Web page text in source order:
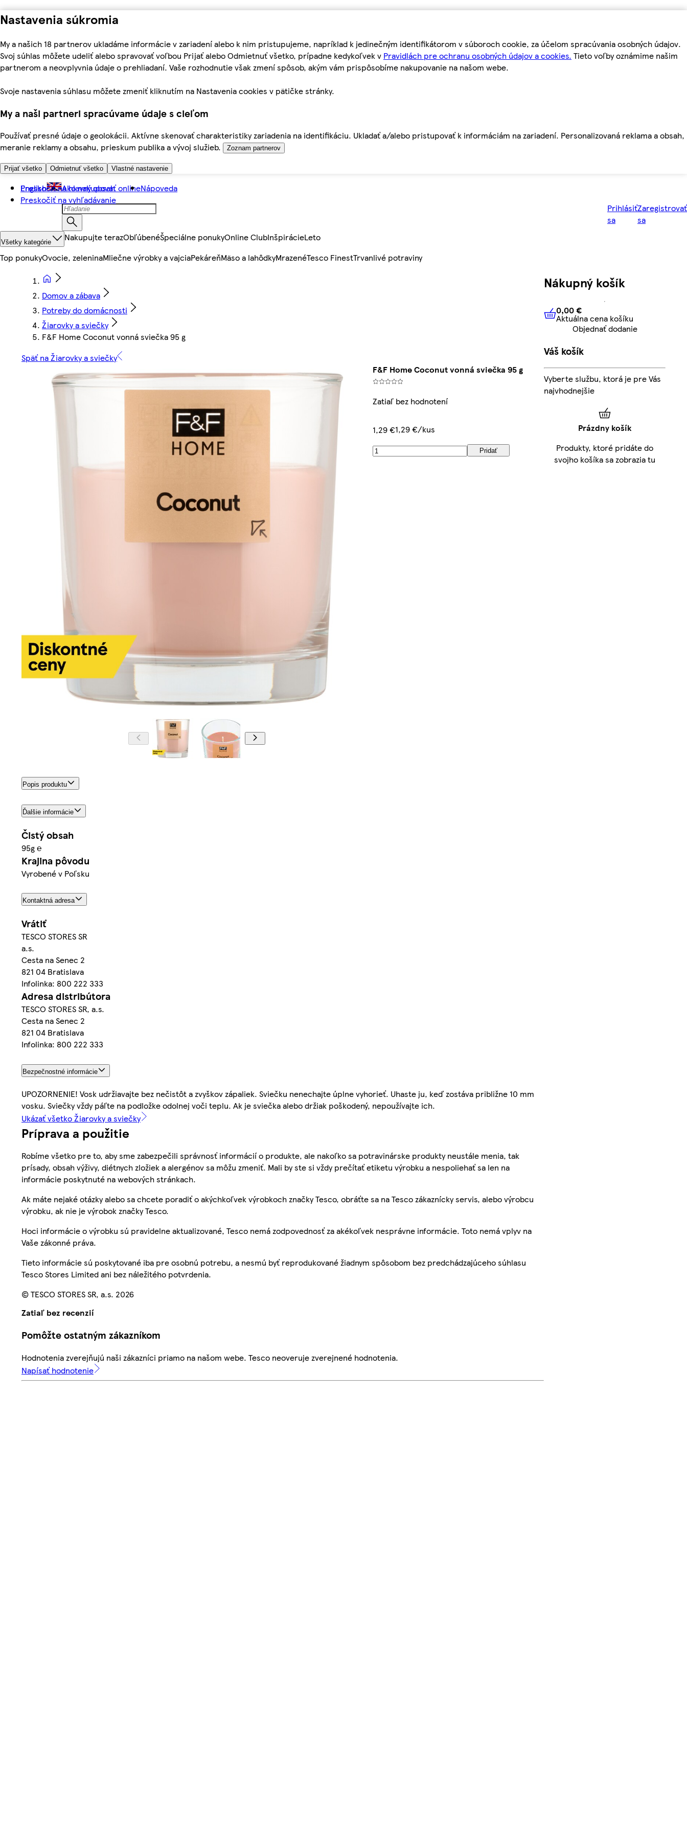
Nastavenia súkromia
My a našich 18 partnerov ukladáme informácie v zariadení alebo k nim pristupujeme, napríklad k jedinečným identifikátorom v súboroch cookie, za účelom spracúvania osobných údajov.
Svoj súhlas môžete udeliť alebo spravovať voľbou Prijať alebo Odmietnuť všetko, prípadne kedykoľvek v Pravidlách pre ochranu osobných údajov a cookies. Tieto voľby oznámime našim
partnerom a neovplyvnia údaje o prehliadaní. Vaše rozhodnutie však zmení spôsob, akým vám prispôsobíme nakupovanie na našom webe.
Svoje nastavenia súhlasu môžete zmeniť kliknutím na Nastavenia cookies v pätičke stránky.
My a naši partneri spracúvame údaje s cieľom
Používať presné údaje o geolokácii. Aktívne skenovať charakteristiky zariadenia na identifikáciu. Ukladať a/alebo pristupovať k informáciám na zariadení. Personalizovaná reklama a obsah,
meranie reklamy a obsahu, prieskum publika a vývoj služieb.
Zoznam partnerov
Prijať všetko Odmietnuť všetko Vlastné nastavenie
Preskočiť na hlavný obsah
Preskočiť na vyhľadávanie
English Ako nakupovať onlineNápoveda
Prihlásiť
sa
Zaregistrovať
sa
Všetky kategórie Nakupujte terazObľúbenéŠpeciálne ponukyOnline ClubInšpirácieLeto
Top ponukyOvocie, zeleninaMliečne výrobky a vajciaPekáreňMäso a lahôdkyMrazenéTesco FinestTrvanlivé potraviny
Domov a zábava
Potreby do domácnosti
Žiarovky a sviečky
F&F Home Coconut vonná sviečka 95 g
Späť na Žiarovky a sviečky
F&F Home Coconut vonná sviečka 95 g
Zatiaľ bez hodnotení
1,29 €1,29 €/kus
Pridať
Popis produktu
Ďalšie informácie
Čistý obsah
95g ℮
Krajina pôvodu
Vyrobené v Poľsku
Kontaktná adresa
Vrátiť
TESCO STORES SR
a.s.
Cesta na Senec 2
821 04 Bratislava
Infolinka: 800 222 333
Adresa distribútora
TESCO STORES SR, a.s.
Cesta na Senec 2
821 04 Bratislava
Infolinka: 800 222 333
Bezpečnostné informácie
UPOZORNENIE! Vosk udržiavajte bez nečistôt a zvyškov zápaliek. Sviečku nenechajte úplne vyhorieť. Uhaste ju, keď zostáva približne 10 mm
vosku. Sviečky vždy páľte na podložke odolnej voči teplu. Ak je sviečka alebo držiak poškodený, nepoužívajte ich.
Ukázať všetko Žiarovky a sviečky
Príprava a použitie
Robíme všetko pre to, aby sme zabezpečili správnosť informácií o produkte, ale nakoľko sa potravinárske produkty neustále menia, tak
prísady, obsah výživy, diétnych zložiek a alergénov sa môžu zmeniť. Mali by ste si vždy prečítať etiketu výrobku a nespoliehať sa len na
informácie poskytnuté na webových stránkach.
Ak máte nejaké otázky alebo sa chcete poradiť o akýchkoľvek výrobkoch značky Tesco, obráťte sa na Tesco zákaznícky servis, alebo výrobcu
výrobku, ak nie je výrobok značky Tesco.
Hoci informácie o výrobku sú pravidelne aktualizované, Tesco nemá zodpovednosť za akékoľvek nesprávne informácie. Toto nemá vplyv na
Vaše zákonné práva.
Tieto informácie sú poskytované iba pre osobnú potrebu, a nesmú byť reprodukované žiadnym spôsobom bez predchádzajúceho súhlasu
Tesco Stores Limited ani bez náležitého potvrdenia.
© TESCO STORES SR, a.s. 2026
Zatiaľ bez recenzií
Pomôžte ostatným zákazníkom
Hodnotenia zverejňujú naši zákazníci priamo na našom webe. Tesco neoveruje zverejnené hodnotenia.
Napísať hodnotenie
Nákupný košík
0,00 € Aktuálna cena košíku
0,00 €
Aktuálna cena košíku
Objednať dodanie
Váš košík
Vyberte službu, ktorá je pre Vás
najvhodnejšie
Prázdny košík
Produkty, ktoré pridáte do
svojho košíka sa zobrazia tu